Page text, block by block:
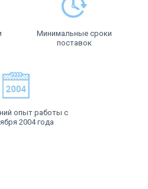
Минимальные сроки
поставок
опыт работы с
2004 года